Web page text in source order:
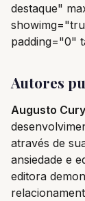
destaque"
padding="0"
Autores
Augusto Cury
através de
ansiedade e
editora